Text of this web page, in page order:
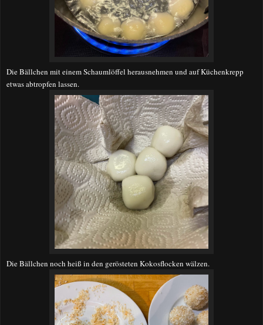
Die Bällchen mit einem Schaumlöffel herausnehmen und auf Küchenkrepp
etwas abtropfen lassen.
Die Bällchen noch heiß in den gerösteten Kokosflocken wälzen.